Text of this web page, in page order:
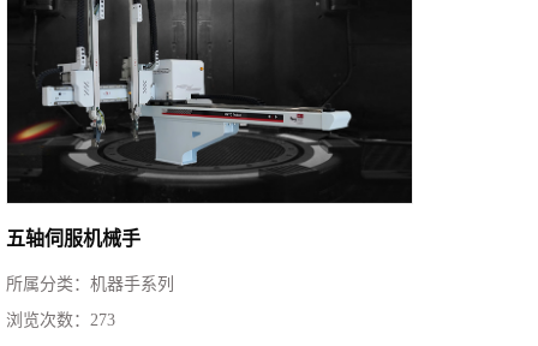
五轴伺服机械手
所属分类： 机器手系列
浏览次数： 273